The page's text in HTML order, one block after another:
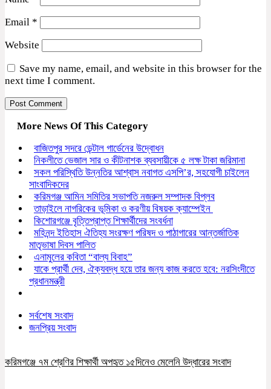
Email *
Website
Save my name, email, and website in this browser for the
next time I comment.
More News Of This Category
বাজিতপুর সদরে ডেন্টাল গার্ডেনের উদ্বোধন
নিকলীতে ভেজাল সার ও কীটনাশক ব্যবসায়ীকে ৫ লক্ষ টাকা জরিমানা
সকল পরিস্থিতি উন্নতির আশ্বাস নবাগত এসপি’র, সহযোগী চাইলেন
সাংবাদিকদের
করিমগঞ্জ আমিন সমিতির সভাপতি নজরুল সম্পাদক বিপ্লব
তাড়াইলে নাগরিকের ভূমিকা ও করণীয় বিষয়ক ক্যাম্পেইন
কিশোরগঞ্জে বৃত্তিপ্রাপ্ত শিক্ষার্থীদের সংবর্ধনা
মহিনন্দ ইতিহাস ঐতিহ্য সংরক্ষণ পরিষদ ও পাঠাগারের আন্তর্জাতিক
মাতৃভাষা দিবস পালিত
এনামুলের কবিতা “বাল্য বিবাহ”
যাকে প্রার্থী দেব, ঐক্যবদ্ধ হয়ে তার জন্য কাজ করতে হবে: নরসিংদীতে
প্রধানমন্ত্রী
সর্বশেষ সংবাদ
জনপ্রিয় সংবাদ
করিমগঞ্জে ৭ম শ্রেণির শিক্ষার্থী অপহৃত ১৫দিনেও মেলেনি উদ্ধারের সংবাদ